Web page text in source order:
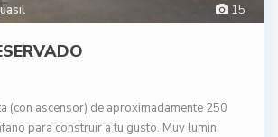
15
(con ascensor) de aproximadamente 250
para construir a tu gusto. Muy lumin